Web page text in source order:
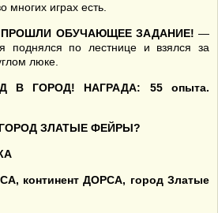
многих играх есть.
ОБУЧАЮЩЕЕ ЗАДАНИЕ! —
поднялся по лестнице и взялся за
люке.
ГОРОД! НАГРАДА: 55 опыта.
ЗЛАТЫЕ ФЕЙРЫ?
континент ДОРСА, город Златые